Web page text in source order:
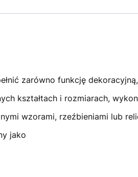
zarówno funkcję
kształtach i rozmiarach,
wzorami, rzeźbieniami lub
jako